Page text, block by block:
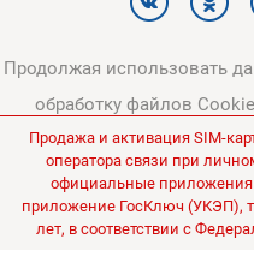
Продолжая использовать
обработку файлов
данных, в соответствии с
Политикой в отношении
Все цены на
Продажа и активация SIM-
оператора связи при
официальные приложения
приложение ГосКлюч (УКЭП),
лет, в соответствии с